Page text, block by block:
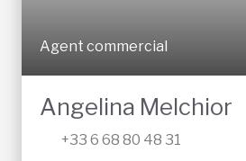
Agent commercial
Angelina Melchior
+33 6 68 80 48 31